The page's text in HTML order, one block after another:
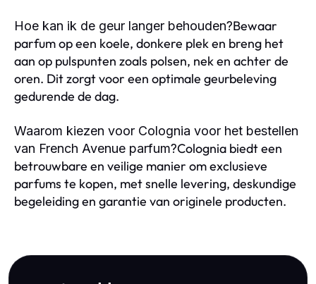
Hoe kan ik de geur langer behouden?Bewaar
parfum op een koele, donkere plek en breng het
aan op pulspunten zoals polsen, nek en achter de
oren. Dit zorgt voor een optimale geurbeleving
gedurende de dag.
Waarom kiezen voor Colognia voor het bestellen
van French Avenue parfum?Colognia biedt een
betrouwbare en veilige manier om exclusieve
parfums te kopen, met snelle levering, deskundige
begeleiding en garantie van originele producten.